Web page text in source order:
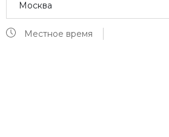
Москва
Местное время